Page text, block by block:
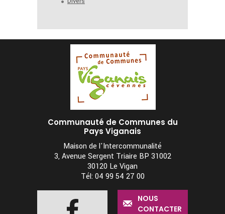
Communauté de Communes du
Pays Viganais
Maison de l'Intercommunalité
3, Avenue Sergent Triaire BP 31002
30120 Le Vigan
Tél: 04 99 54 27 00
NOUS
CONTACTER